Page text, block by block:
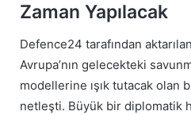
Zaman Yapılacak
Defence24 tarafından
Avrupa’nın gelecekteki
modellerine ışık tutacak olan
netleşti. Büyük bir diplomatik